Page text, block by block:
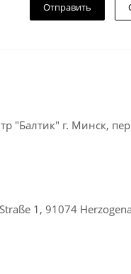
"Балтик" г. Минск,
1, 91074